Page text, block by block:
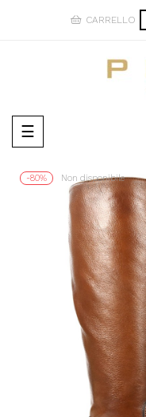
CARRELLO
navigazione
Toggle
☰
-80% Non disponibile